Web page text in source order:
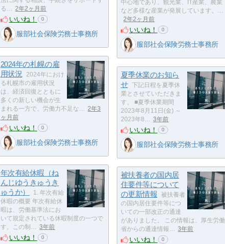
る… 2年2ヶ月前
いいね！ 0
服部社会保険労務士事務所
中心地であり、観光業、IT産業、農業
など多様な産業が発展しています。…
2年2ヶ月前
いいね！ 0
服部社会保険労務士事務所
2024年の札幌の雇
用状況
2024年におけ
る札幌市の雇用状況
は、経済回復とともに
多くの新しい機会が生
まれる一方で、労働力不足な… 2年3
ヶ月前
いいね！ 0
服部社会保険労務士事務所
夏季休業のお知ら
せ
下記日程を夏季休
業とさせていただきま
す。 ■夏季休業期間
2023年8月11日(金) ～
2023年8… 3年前
いいね！ 0
服部社会保険労務士事務所
年次有給休暇（ね
んじゆうきゅうき
ゅうか）
1. 年次有給
休暇の概要 年次有給休
暇は、労働基準法にお
いて規定されている休暇制度の一つで
す。この制… 3年前
いいね！ 0
被扶養者の国内居
住要件等について
の更新情報
被扶養者
の国内居住要件等につ
いての一部改正の通達
がありました。 この情報は、厚生労働
省からの通達情報… 3年前
いいね！ 0